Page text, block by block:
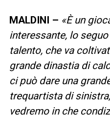
MALDINI – «È un
interessante, lo
talento, che va
grande dinastia di
ci può dare una
trequartista di
vedremo in che